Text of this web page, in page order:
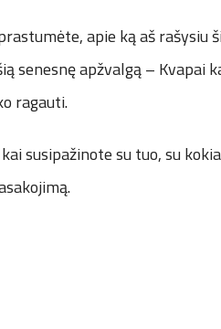
apie ką aš rašysiu
senesnę apžvalgą – Kvapai
ragauti.
susipažinote su tuo, su